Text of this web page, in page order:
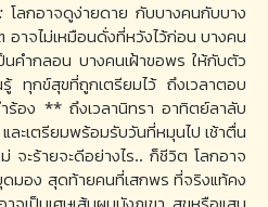
:โลกอาจดูง่ายดาย กับบางคนกับบาง
อาจไม่เหมือนดั่งที่หวังไว้ก่อน บางคน
นคำกลอน บางคนเฝ้าขอพร ให้กับตัว
ทุกข์สุขที่ถูกเตรียมไว้ ถึงเวลาตอบ
ำร้อง ** ถึงเวลานิทรา อาทิตย์ลาลับ
ละเตรียมพร้อมรับวันที่หมุนไป เช้าตื่น
จะร้ายจะดีอย่างไร.. ก็ชีวิต โลกอาจ
ดมอง สุดท้ายคนที่เสกพร ที่จริงแท้คง